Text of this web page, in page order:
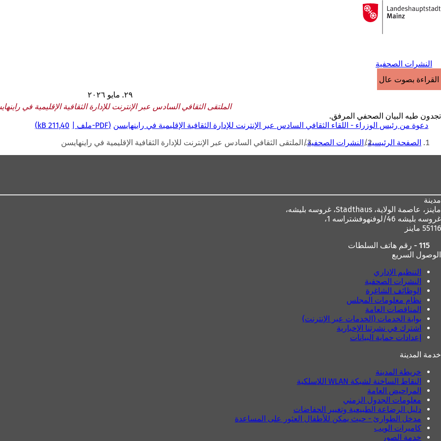
الانتقال إلى المحتوى
إلى
الصفحة
النشرات الصحفية
القراءة بصوت عالٍ
٢٩. مايو ٢٠٢٦
الملتقى الثقافي السادس عبر الإنترنت للإدارة الثقافية الإقليمية في
تجدون طيه البيان الصحفي المرفق.
دعوة من رئيس الوزراء - اللقاء الثقافي السادس عبر الإنترنت للإدارة الثقافية الإقليمية في راينهايسن PDF-ملف 211,40 kB
أنت
الصفحة الرئيسية النشرات الصحفية الملتقى الثقافي السادس عبر الإنترنت للإدارة الثقافية الإقليمية في راينهايسن
مدينة
ماينز، عاصمة الولاية،
غروسه بليشه 46/لوفنهوفشتراسه 1،
55116 ماينز
115 - رقم هاتف السلطات
الوصول السريع
التنظيم الإداري
النشرات الصحفية
الوظائف الشاغرة
نظام معلومات المجلس
المناقصات العامة
بوابة الخدمات (الخدمات عبر الإنترنت)
اشترك في نشرتنا الإخبارية
إعدادات حماية البيانات
خدمة المدينة
خريطة المدينة
النقاط الساخنة لشبكة WLAN اللاسلكية
المراحيض العامة
معلومات الجدول الزمني
دليل الرضاعة الطبيعية وتغيير الحفاضات
مدخل الطوارئ - حيث يمكن للأطفال العثور على المساعدة
كاميرات الويب
خدمة الصور